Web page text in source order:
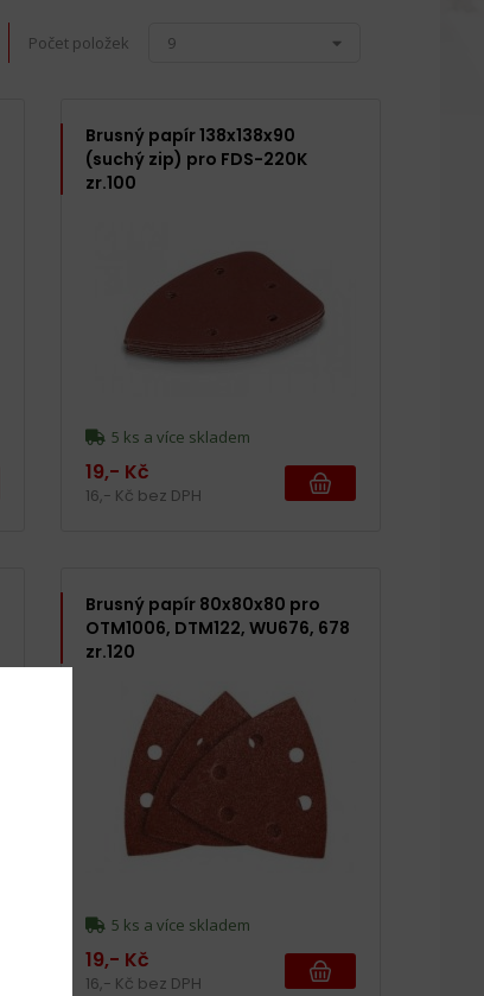
Počet položek 9
Brusný papír 138x138x90
(suchý zip) pro FDS-220K
zr.100
5 ks a více skladem
19,- Kč
16,- Kč bez DPH
Brusný papír 80x80x80 pro
OTM1006, DTM122, WU676, 678
zr.120
5 ks a více skladem
19,- Kč
16,- Kč bez DPH